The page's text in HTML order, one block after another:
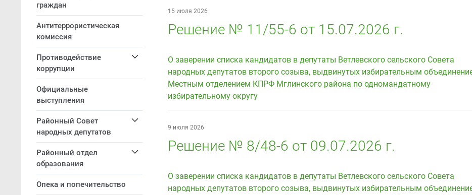
граждан
Антитеррористическая
комиссия
Противодействие
коррупции
Официальные
выступления
Районный Совет
народных депутатов
Районный отдел
образования
Опека и попечительство
15 июля 2026
Решение № 11/55-6 от 15.07.2026 г.
О заверении списка кандидатов в депутаты Ветлевского сельского Совета
народных депутатов второго созыва, выдвинутых избирательным
Местным отделением КПРФ Мглинского района по одномандатному
избирательному округу
9 июля 2026
Решение № 8/48-6 от 09.07.2026 г.
О заверении списка кандидатов в депутаты Ветлевского сельского Совета
народных депутатов второго созыва, выдвинутых избирательным